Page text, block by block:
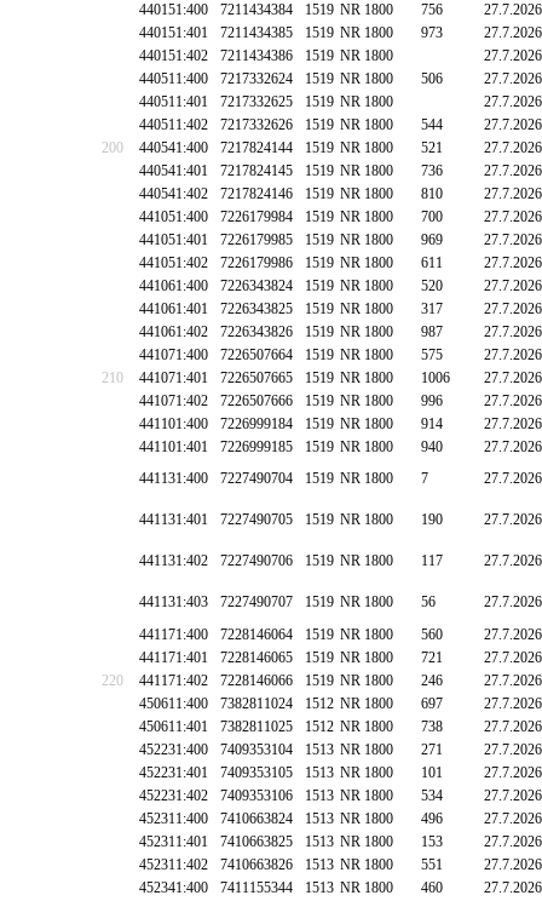
440151:400
7211434384 1519 NR 1800 756
27.7.2026
440151:401
7211434385 1519 NR 1800 973
27.7.2026
440151:402
7211434386 1519 NR 1800
27.7.2026
440511:400
7217332624 1519 NR 1800 506
27.7.2026
440511:401
7217332625 1519 NR 1800
27.7.2026
440511:402
7217332626 1519 NR 1800 544
27.7.2026
200
440541:400 7217824144 1519 NR 1800 521
27.7.2026
440541:401
7217824145 1519 NR 1800 736
27.7.2026
440541:402
7217824146 1519 NR 1800 810
27.7.2026
441051:400
7226179984 1519 NR 1800 700
27.7.2026
441051:401
7226179985 1519 NR 1800 969
27.7.2026
441051:402
7226179986 1519 NR 1800 611
27.7.2026
441061:400
7226343824 1519 NR 1800 520
27.7.2026
441061:401
7226343825 1519 NR 1800 317
27.7.2026
441061:402
7226343826 1519 NR 1800 987
27.7.2026
441071:400
7226507664 1519 NR 1800 575
27.7.2026
210
441071:401 7226507665 1519 NR 1800 1006
27.7.2026
441071:402
7226507666 1519 NR 1800 996
27.7.2026
441101:400
7226999184 1519 NR 1800 914
27.7.2026
441101:401
7226999185 1519 NR 1800 940
27.7.2026
441131:400
7227490704 1519 NR 1800 7 27.7.2026
441131:401 7227490705 1519 NR 1800 190 27.7.2026
441131:402 7227490706 1519 NR 1800 117 27.7.2026
441131:403 7227490707 1519 NR 1800 56
27.7.2026
441171:400
7228146064 1519 NR 1800 560
27.7.2026
441171:401
7228146065 1519 NR 1800 721
27.7.2026
220
441171:402 7228146066 1519 NR 1800 246
27.7.2026
450611:400
7382811024 1512 NR 1800 697
27.7.2026
450611:401
7382811025 1512 NR 1800 738
27.7.2026
452231:400
7409353104 1513 NR 1800 271
27.7.2026
452231:401
7409353105 1513 NR 1800 101
27.7.2026
452231:402
7409353106 1513 NR 1800 534
27.7.2026
452311:400
7410663824 1513 NR 1800 496
27.7.2026
452311:401
7410663825 1513 NR 1800 153
27.7.2026
452311:402
7410663826 1513 NR 1800 551
27.7.2026
452341:400
7411155344 1513 NR 1800 460
27.7.2026